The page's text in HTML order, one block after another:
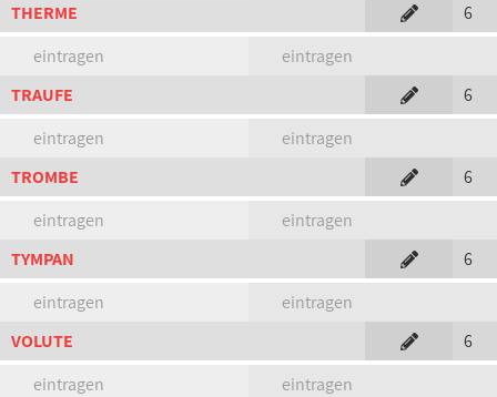
THERME
6
eintragen
eintragen
TRAUFE
6
eintragen
eintragen
TROMBE
6
eintragen
eintragen
TYMPAN
6
eintragen
eintragen
VOLUTE
6
eintragen
eintragen